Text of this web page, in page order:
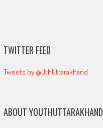
TWITTER FEED
Tweets by @UthUttarakhand
ABOUT YOUTHUTTARAKHAND